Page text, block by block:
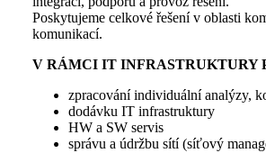
Poskytujeme celkové řešení v oblasti
komunikací.
V RÁMCI IT INFRASTRUKTURY
zpracování individuální analýzy,
dodávku IT infrastruktury
HW a SW servis
správu a údržbu sítí (síťový